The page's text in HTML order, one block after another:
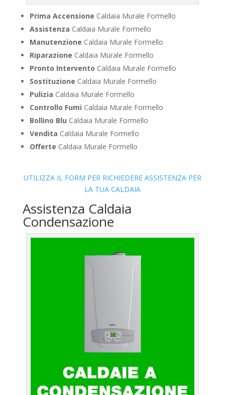
Prima Accensione Caldaia Murale Formello
Assistenza Caldaia Murale Formello
Manutenzione Caldaia Murale Formello
Riparazione Caldaia Murale Formello
Pronto Intervento Caldaia Murale Formello
Sostituzione Caldaia Murale Formello
Pulizia Caldaia Murale Formello
Controllo Fumi Caldaia Murale Formello
Bollino Blu Caldaia Murale Formello
Vendita Caldaia Murale Formello
Offerte Caldaia Murale Formello
UTILIZZA IL FORM PER RICHIEDERE ASSISTENZA PER
LA TUA CALDAIA
Assistenza Caldaia
Condensazione